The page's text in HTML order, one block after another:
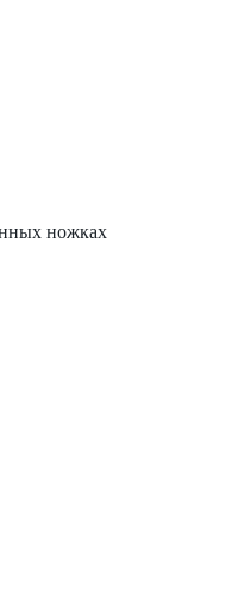
ножках